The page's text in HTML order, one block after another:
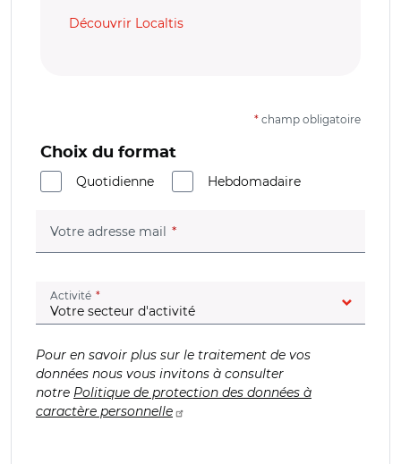
Découvrir Localtis
* champ obligatoire
Choix du format
Quotidienne
Hebdomadaire
Votre adresse mail (champ obligatoire)
Activité (champ obligatoire)
Pour en savoir plus sur le traitement de vos
données nous vous invitons à consulter
notre Politique de protection des données à
caractère personnelle